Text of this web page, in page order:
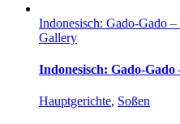
Indonesisch: Gado-Gado
Gallery
Indonesisch: Gado-Gado
Hauptgerichte, Soßen